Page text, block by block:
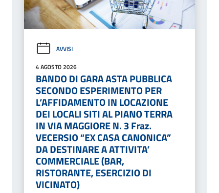
AVVISI
4 AGOSTO 2026
BANDO DI GARA ASTA PUBBLICA
SECONDO ESPERIMENTO PER
L’AFFIDAMENTO IN LOCAZIONE
DEI LOCALI SITI AL PIANO TERRA
IN VIA MAGGIORE N. 3 Fraz.
VECERSIO “EX CASA CANONICA”
DA DESTINARE A ATTIVITA’
COMMERCIALE (BAR,
RISTORANTE, ESERCIZIO DI
VICINATO)